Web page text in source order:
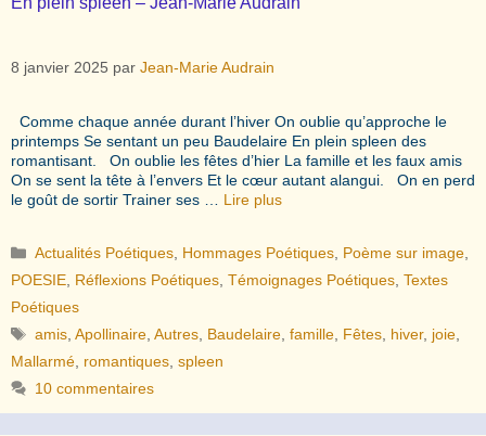
8 janvier 2025 par Jean-Marie Audrain
Comme chaque année durant l’hiver On oublie qu’approche le
printemps Se sentant un peu Baudelaire En plein spleen des
romantisant. On oublie les fêtes d’hier La famille et les faux amis
On se sent la tête à l’envers Et le cœur autant alangui. On en perd
le goût de sortir Trainer ses … Lire plus
Catégories
Actualités Poétiques Hommages Poétiques Poème sur image
POESIE Réflexions Poétiques Témoignages Poétiques Textes
Poétiques
Étiquettes
amis ,Apollinaire ,Autres Baudelaire ,famille Fêtes hiver, joie
Mallarmé romantiques spleen
10 commentaires